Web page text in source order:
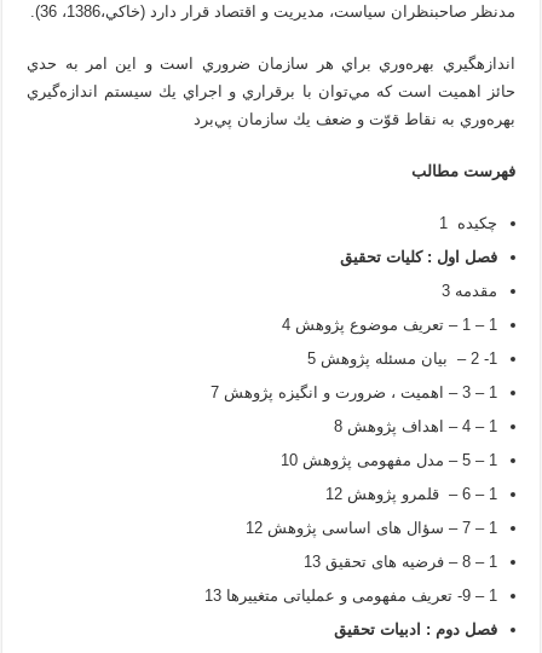
مدنظر صاحبنظران سياست، مديريت و اقتصاد قرار دارد (خاکي،1386، 36).
اندازه‏گيري بهره‌وري براي هر سازمان ضروري است و اين امر به حدي
حائز اهميت است كه مي‌توان با برقراري و اجراي يك سيستم اندازه‌گيري
بهره‌وري به نقاط قوّت و ضعف يك سازمان پي‌برد
فهرست مطالب
چکیده 1
فصل اول : کلیات تحقیق
مقدمه 3
1 – 1 – تعریف موضوع پژوهش 4
1- 2 – بیان مسئله پژوهش 5
1 – 3 – اهمیت ، ضرورت و انگیزه پژوهش 7
1 – 4 – اهداف پژوهش 8
1 – 5 – مدل مفهومی پژوهش 10
1 – 6 – قلمرو پژوهش 12
1 – 7 – سؤال های اساسی پژوهش 12
1 – 8 – فرضیه های تحقیق 13
1 – 9- تعریف مفهومی و عملیاتی متغییرها 13
فصل دوم : ادبیات تحقیق